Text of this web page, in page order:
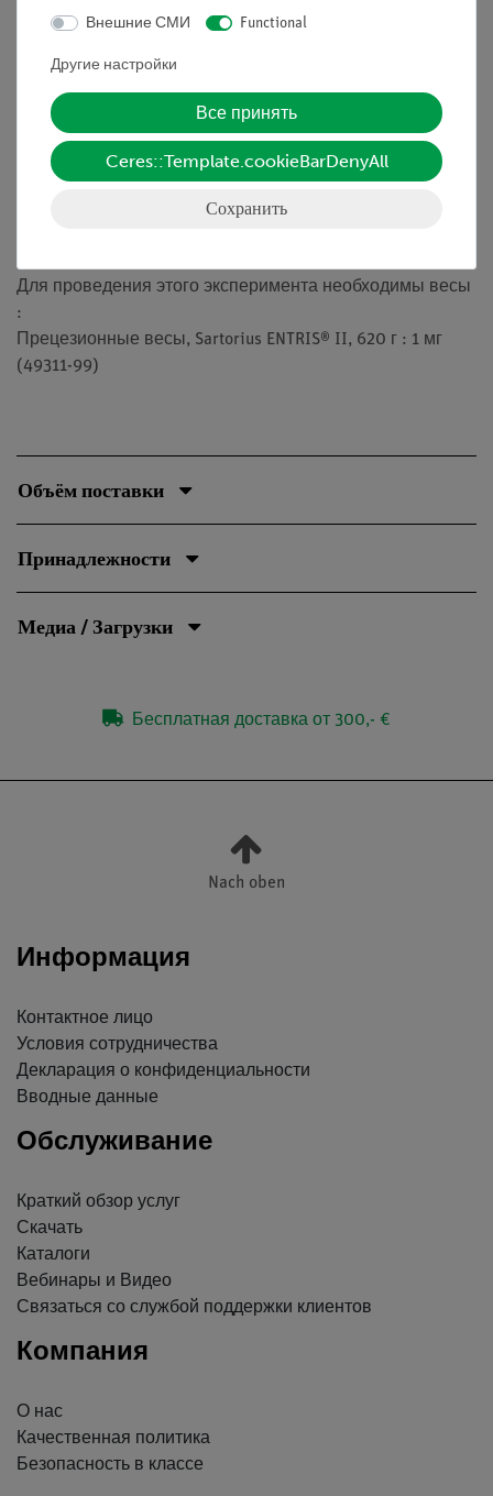
• уравнение Марка-Хаувинка
• альтернативные методы, например осмос
• седиментация (метод ультра-центрифугирования)
• рассеяние света
Для проведения этого эксперимента необходимы весы
:
Прецезионные весы, Sartorius ENTRIS® II, 620 г : 1 мг
(49311-99)
Объём поставки
Принадлежности
Медиа / Загрузки
Бесплатная доставка от 300,- €
Nach oben
Информация
Контактное лицо
Условия сотрудничества
Декларация о конфиденциальности
Вводные данные
Обслуживание
Краткий обзор услуг
Скачать
Каталоги
Вебинары и Видео
Связаться со службой поддержки клиентов
Компания
О нас
Качественная политика
Безопасность в классе
Внешние СМИ Functional
Другие настройки
Все принять
Ceres::Template.cookieBarDenyAll
Сохранить